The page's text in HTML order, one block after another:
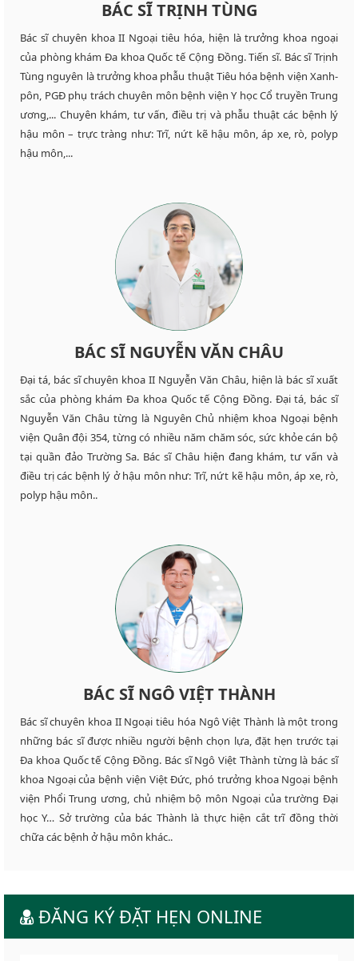
BÁC SĨ TRỊNH TÙNG
Bác sĩ chuyên khoa II Ngoại tiêu hóa, hiện là trưởng khoa ngoại
của phòng khám Đa khoa Quốc tế Cộng Đồng. Tiến sĩ. Bác sĩ Trịnh
Tùng nguyên là trưởng khoa phẫu thuật Tiêu hóa bệnh viện Xanh-
pôn, PGĐ phụ trách chuyên môn bệnh viện Y học Cổ truyền Trung
ương,... Chuyên khám, tư vấn, điều trị và phẫu thuật các bệnh lý
hậu môn – trực tràng như: Trĩ, nứt kẽ hậu môn, áp xe, rò, polyp
hậu môn,...
BÁC SĨ NGUYỄN VĂN CHÂU
Đại tá, bác sĩ chuyên khoa II Nguyễn Văn Châu, hiện là bác sĩ xuất
sắc của phòng khám Đa khoa Quốc tế Cộng Đồng. Đại tá, bác sĩ
Nguyễn Văn Châu từng là Nguyên Chủ nhiệm khoa Ngoại bệnh
viện Quân đội 354, từng có nhiều năm chăm sóc, sức khỏe cán bộ
tại quần đảo Trường Sa. Bác sĩ Châu hiện đang khám, tư vấn và
điều trị các bệnh lý ở hậu môn như: Trĩ, nứt kẽ hậu môn, áp xe, rò,
polyp hậu môn..
BÁC SĨ NGÔ VIỆT THÀNH
Bác sĩ chuyên khoa II Ngoại tiêu hóa Ngô Việt Thành là một trong
những bác sĩ được nhiều người bệnh chọn lựa, đặt hẹn trước tại
Đa khoa Quốc tế Cộng Đồng. Bác sĩ Ngô Việt Thành từng là bác sĩ
khoa Ngoại của bệnh viện Việt Đức, phó trưởng khoa Ngoại bệnh
viện Phổi Trung ương, chủ nhiệm bộ môn Ngoại của trường Đại
học Y… Sở trường của bác Thành là thực hiện cắt trĩ đồng thời
chữa các bệnh ở hậu môn khác..
ĐĂNG KÝ ĐẶT HẸN ONLINE